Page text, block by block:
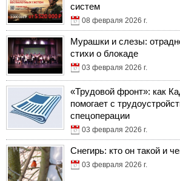
систем
08 февраля 2026 г.
Мурашки и слезы:
стихи о блокаде
03 февраля 2026 г.
«Трудовой фронт»: как
помогает с
спецоперации
03 февраля 2026 г.
Снегирь: кто он такой и
03 февраля 2026 г.